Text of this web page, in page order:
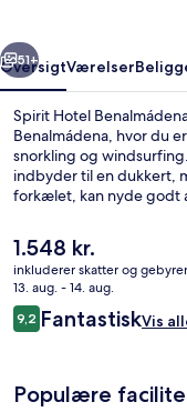
Næste
51+
OversigtVærelser
Spirit Hotel
Benalmádena, hvor du
snorkling og
indbyder til en dukkert,
forkælet, kan nyde godt
at spise, og der serveres
en bar ved poolen og et
Stedets pool og
bedømmelser fra
Den
nuværende
pris
er
1.548 kr.
1.548 kr.
inkluderer skatter og gebyrer
13. aug. - 14. aug.
Anmeldelser
9,29,2 ud af 10.
FantastiskVis
Populære